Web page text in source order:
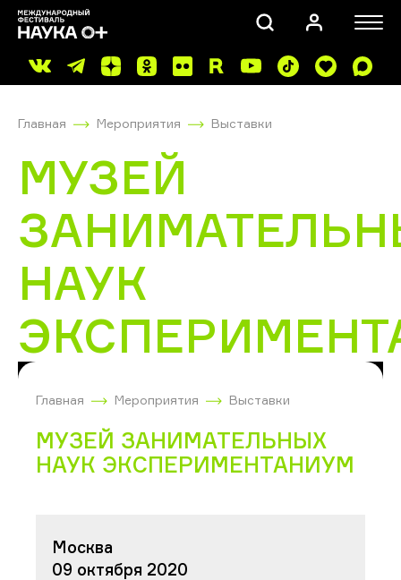
ПОИСК
Главная Мероприятия Выставки
МУЗЕЙ
НАУК
Главная Мероприятия Выставки
МУЗЕЙ ЗАНИМАТЕЛЬНЫХ
НАУК ЭКСПЕРИМЕНТАНИУМ
Москва
09 октября 2020